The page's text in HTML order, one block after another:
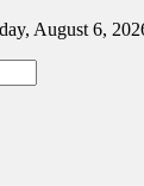
August 6,